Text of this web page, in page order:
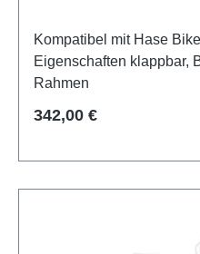
Kompatibel mit Hase Bikes
Eigenschaften klappbar,
Regulärer Preis:
342,00 €